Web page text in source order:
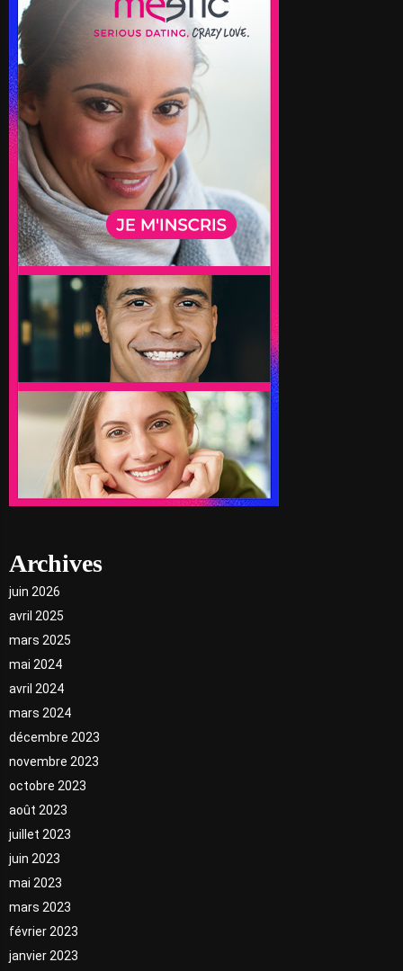
Archives
juin 2026
avril 2025
mars 2025
mai 2024
avril 2024
mars 2024
décembre 2023
novembre 2023
octobre 2023
août 2023
juillet 2023
juin 2023
mai 2023
mars 2023
février 2023
janvier 2023